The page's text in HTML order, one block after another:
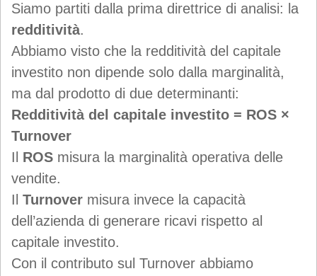
Siamo partiti dalla prima direttrice di analisi: la
redditività.
Abbiamo visto che la redditività del capitale
investito non dipende solo dalla marginalità,
ma dal prodotto di due determinanti:
Redditività del capitale investito = ROS ×
Turnover
Il ROS misura la marginalità operativa delle
vendite.
Il Turnover misura invece la capacità
dell’azienda di generare ricavi rispetto al
capitale investito.
Con il contributo sul Turnover abbiamo